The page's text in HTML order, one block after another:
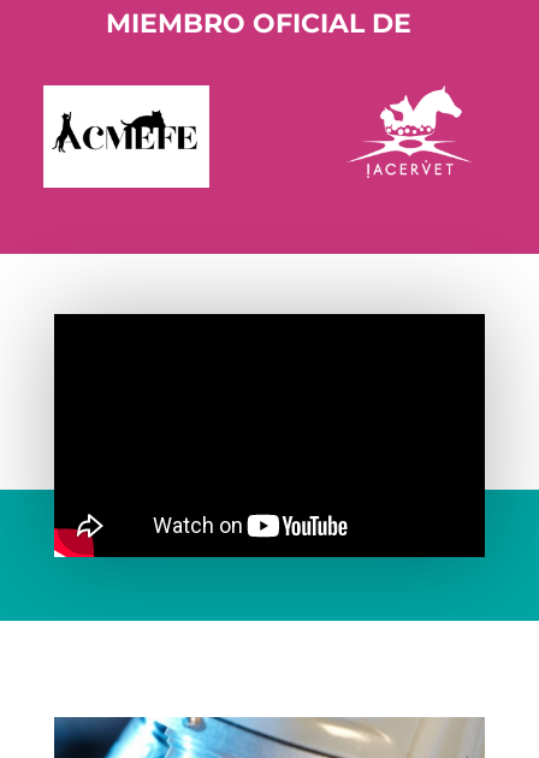
MIEMBRO OFICIAL DE